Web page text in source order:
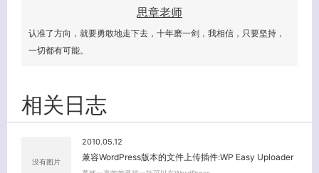
思章老师
认准了方向，就要勇敢地走下去，十年磨一剑，我相信，只要坚持，
一切都有可能。
相关日志
没有图片
2010.05.12
兼容WordPress版本的文件上传插件:WP Easy Uploader
客服小美